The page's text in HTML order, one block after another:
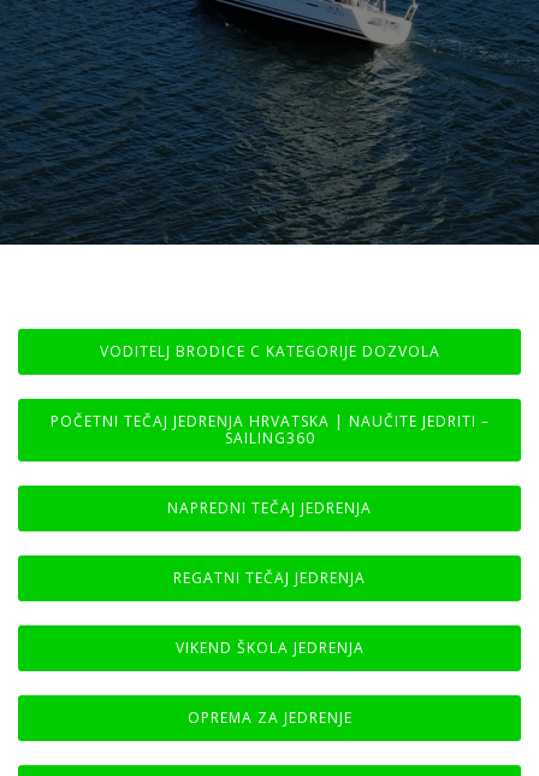
VODITELJ BRODICE C KATEGORIJE DOZVOLA
POČETNI TEČAJ JEDRENJA HRVATSKA | NAUČITE JEDRITI –
SAILING360
NAPREDNI TEČAJ JEDRENJA
REGATNI TEČAJ JEDRENJA
VIKEND ŠKOLA JEDRENJA
OPREMA ZA JEDRENJE